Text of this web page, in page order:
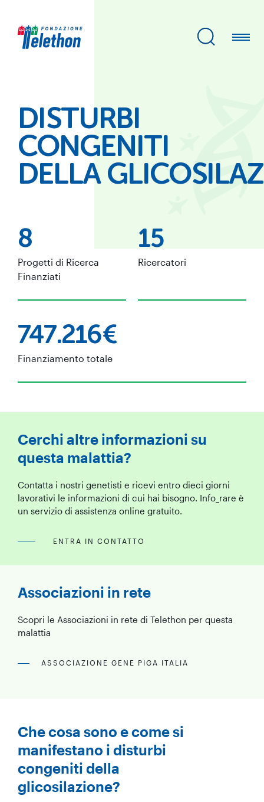
DISTURBI
CONGENITI
DELLA
8
Progetti di Ricerca
Finanziati
15
Ricercatori
747.216€
Finanziamento totale
Cerchi altre informazioni su
questa malattia?
Contatta i nostri genetisti e ricevi entro dieci giorni
lavorativi le informazioni di cui hai bisogno. Info_rare è
un servizio di assistenza online gratuito.
ENTRA IN CONTATTO
Associazioni in rete
Scopri le Associazioni in rete di Telethon per questa
malattia
ASSOCIAZIONE GENE PIGA ITALIA
Che cosa sono e come si
manifestano i disturbi
congeniti della
glicosilazione?